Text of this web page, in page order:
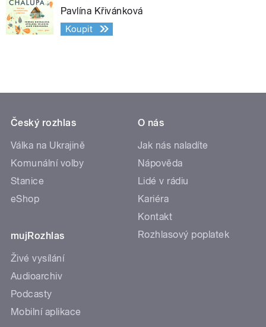
Pavlína Křivánková
Koupit
Český rozhlas
Válka na Ukrajině
Komunální volby
Stanice
eShop
mujRozhlas
Živé vysílání
Audioarchiv
Podcasty
Mobilní aplikace
O nás
Jak nás naladíte
Nápověda
Lidé v rádiu
Kariéra
Kontakt
Rozhlasový poplatek